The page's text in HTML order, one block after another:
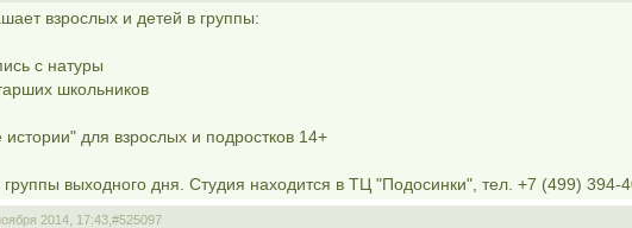
взрослых и детей в группы:
с натуры
школьников
для взрослых и подростков 14+
выходного дня. Студия находится в ТЦ "Подосинки", тел. +7 (499) 394-
2014, 17:43, #525097